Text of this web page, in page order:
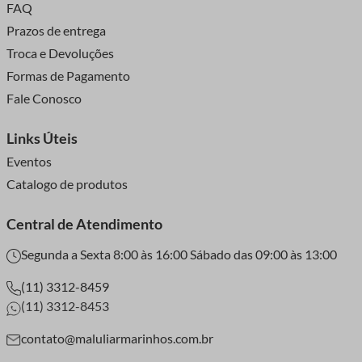
Ideias Criativas com
Paetê Metalizado
Agora que você sabe como trabalhar com esse material,
Decoração de Roupas
Que tal personalizar uma camiseta ou um vestido simples
geométricos, flores ou até mesmo bordar seu nome. Essa é
uma maneira incrível de transformar peças básicas em itens
exclusivos.
Acessórios e Objetos Decorativos
brincos, tiaras e até mesmo vasos decorativos. Imagine um
deixar de lado a garantia de qualidade, praticidade e
modernidade que você precisa.
Maluli com você!
FAQ
Prazos de entrega
Troca e Devoluções
Formas de Pagamento
Fale Conosco
Links Úteis
Eventos
Catalogo de produtos
Central de Atendimento
Segunda a Sexta 8:00 às 16:00 Sábado das 09:00 às 13:00
(11) 3312-8459
(11) 3312-8453
contato@maluliarmarinhos.com.br